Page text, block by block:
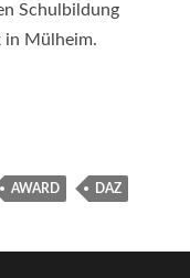
Schulbildung
in Mülheim.
AWARD DAZ